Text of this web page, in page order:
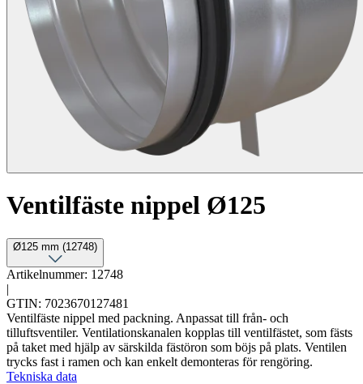
Ventilfäste nippel Ø125
Ø125 mm (12748)
Artikelnummer: 12748
|
GTIN: 7023670127481
Ventilfäste nippel med packning. Anpassat till från- och
tilluftsventiler. Ventilationskanalen kopplas till ventilfästet, som fästs
på taket med hjälp av särskilda fästöron som böjs på plats. Ventilen
trycks fast i ramen och kan enkelt demonteras för rengöring.
Tekniska data